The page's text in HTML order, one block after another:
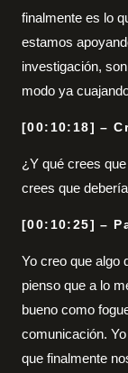
finalmente es lo
estamos
investigación,
modo ya
[00:10:18] –
¿Y qué crees
crees que
[00:10:25] –
Yo creo que algo
pienso que a lo
bueno como
comunicación.
que finalmente